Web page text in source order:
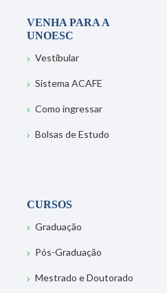
VENHA PARA A
UNOESC
Vestibular
Sistema ACAFE
Como ingressar
Bolsas de Estudo
CURSOS
Graduação
Pós-Graduação
Mestrado e Doutorado